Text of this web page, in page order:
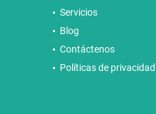
Servicios
Blog
Contáctenos
Políticas de privacidad